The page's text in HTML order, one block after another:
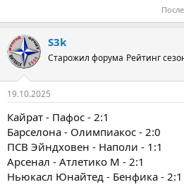
S3k
Старожил форума Рейтинг
19.10.2025
Кайрат - Пафос - 2:1
Барселона - Олимпиакос - 2:0
ПСВ Эйндховен - Наполи - 1:1
Арсенал - Атлетико М - 2:1
Ньюкасл Юнайтед - Бенфика - 2:1